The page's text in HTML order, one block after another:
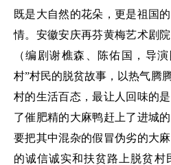
既是大自然的花朵，更是祖国
情。安徽安庆再芬黄梅艺术剧
（编剧谢樵森、陈佑国，导
村”村民的脱贫故事，以热气腾
村的生活百态，最让人回味的
了催肥精的大麻鸭赶上了进城
要把其中混杂的假冒伪劣的大
的诚信诚实和扶贫路上脱贫村